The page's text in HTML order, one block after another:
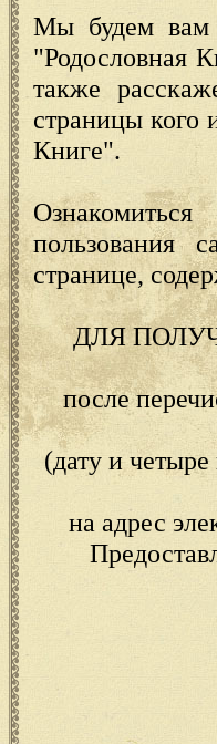
Мы будем вам
"Родословная
также
страницы кого
Книге".
пользования
странице,
ДЛЯ
после
(дату и
на адрес